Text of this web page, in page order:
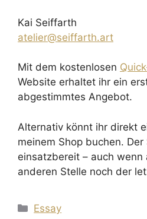
Kai Seiffarth
atelier@seiffarth.art
Mit dem kostenlosen
Website erhaltet ihr ein
abgestimmtes Angebot.
Alternativ könnt ihr direkt
meinem Shop buchen.
einsatzbereit – auch
anderen Stelle noch der
Kategorien
Essay